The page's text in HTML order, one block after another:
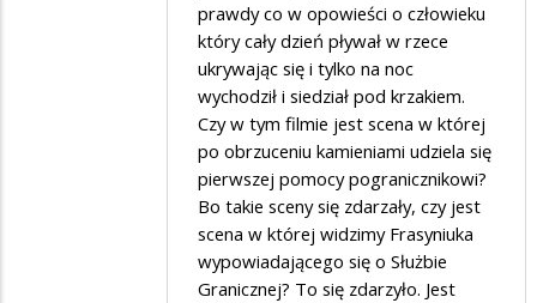
prawdy co w opowieści o człowieku
który cały dzień pływał w rzece
ukrywając się i tylko na noc
wychodził i siedział pod krzakiem.
Czy w tym filmie jest scena w której
po obrzuceniu kamieniami udziela się
pierwszej pomocy pogranicznikowi?
Bo takie sceny się zdarzały, czy jest
scena w której widzimy Frasyniuka
wypowiadającego się o Służbie
Granicznej? To się zdarzyło. Jest